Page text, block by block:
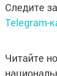
Следите
Telegram-
Читайте